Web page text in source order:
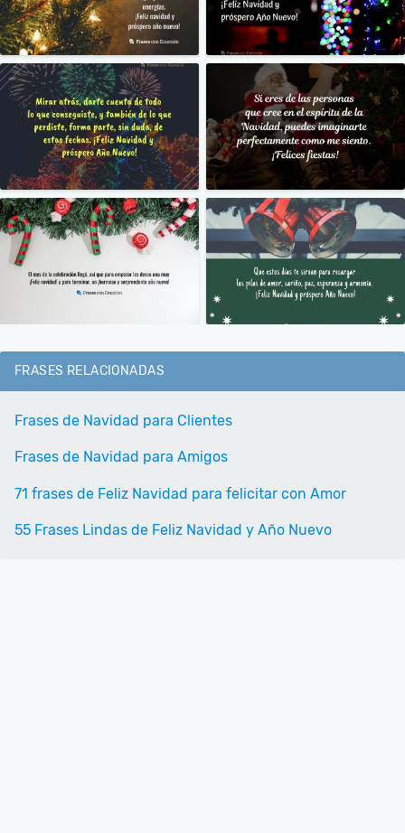
FRASES RELACIONADAS
Frases de Navidad para Clientes
Frases de Navidad para Amigos
71 frases de Feliz Navidad para felicitar con Amor
55 Frases Lindas de Feliz Navidad y Año Nuevo